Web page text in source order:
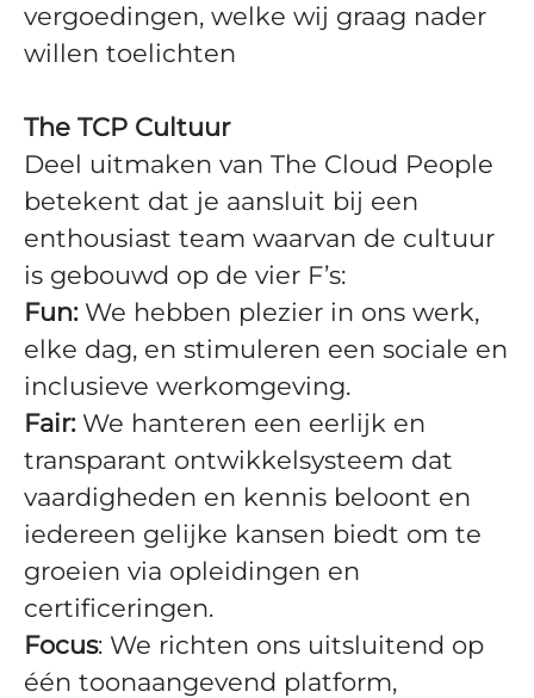
vergoedingen, welke wij graag nader
willen toelichten
The TCP Cultuur
Deel uitmaken van The Cloud People
betekent dat je aansluit bij een
enthousiast team waarvan de cultuur
is gebouwd op de vier F’s:
Fun:We hebben plezier in ons werk,
elke dag, en stimuleren een sociale en
inclusieve werkomgeving.
Fair:We hanteren een eerlijk en
transparant ontwikkelsysteem dat
vaardigheden en kennis beloont en
iedereen gelijke kansen biedt om te
groeien via opleidingen en
certificeringen.
Focus: We richten ons uitsluitend op
één toonaangevend platform,